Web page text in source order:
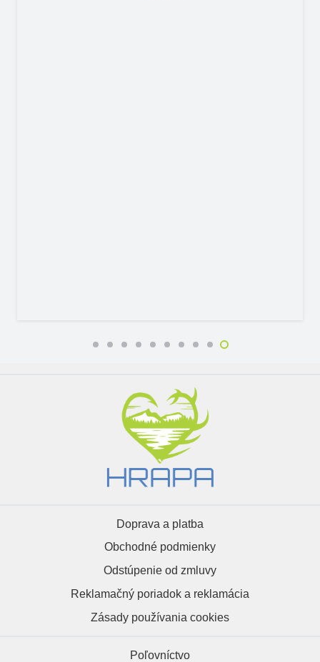
Doprava a platba
Obchodné podmienky
Odstúpenie od zmluvy
Reklamačný poriadok a reklamácia
Zásady používania cookies
Poľovníctvo